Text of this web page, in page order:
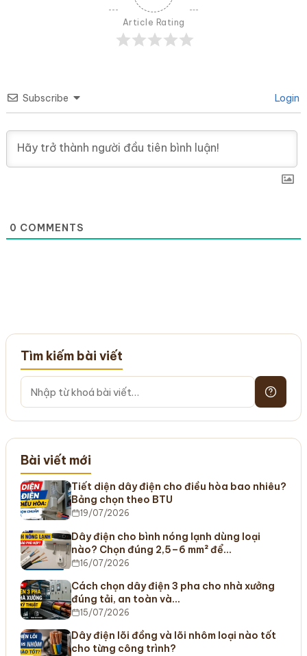
Article Rating
Subscribe Login
0 COMMENTS
Tìm kiếm bài viết
Bài viết mới
Tiết diện dây điện cho điều hòa bao nhiêu?
Bảng chọn theo BTU
19/07/2026
Dây điện cho bình nóng lạnh dùng loại
nào? Chọn đúng 2,5–6 mm² để…
16/07/2026
Cách chọn dây điện 3 pha cho nhà xưởng
đúng tải, an toàn và…
15/07/2026
Dây điện lõi đồng và lõi nhôm loại nào tốt
cho từng công trình?